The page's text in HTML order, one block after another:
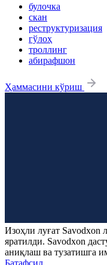
булочка
скан
реструктуризация
гўлоҳ
троллинг
абирафшон
Ҳаммасини кўриш
Изоҳли луғат Savodxon
яратилди. Savodxon
аниқлаш ва тузатишга
Батафсил